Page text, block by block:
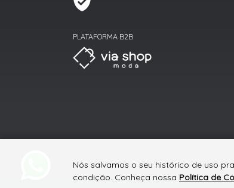
PLATAFORMA B2B
Nós salvamos o seu histórico de uso
condição. Conheça nossa Política de